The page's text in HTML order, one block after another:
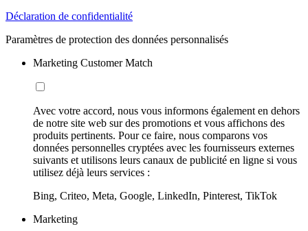
Déclaration de confidentialité
Paramètres de protection des données personnalisés
Marketing Customer Match
Avec votre accord, nous vous informons également en dehors
de notre site web sur des promotions et vous affichons des
produits pertinents. Pour ce faire, nous comparons vos
données personnelles cryptées avec les fournisseurs externes
suivants et utilisons leurs canaux de publicité en ligne si vous
utilisez déjà leurs services :
Bing, Criteo, Meta, Google, LinkedIn, Pinterest, TikTok
Marketing